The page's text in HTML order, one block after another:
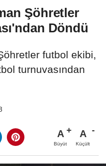
Şöhretler
Döndü
futbol ekibi,
turnuvasından
A
Büyüt
A
Küçült